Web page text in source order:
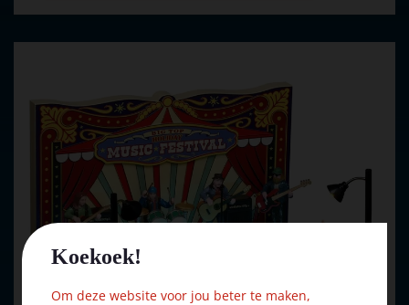
Koekoek!
Om deze website voor jou beter te maken,